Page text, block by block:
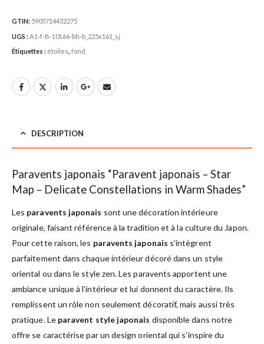
GTIN: 5905714432275
UGS :A1-f-B-10166-bh-b_225x161_sj
Étiquettes : étoiles fond
DESCRIPTION
Paravents japonais “Paravent japonais – Star
Map – Delicate Constellations in Warm Shades”
Les paravents japonais sont une décoration intérieure
originale, faisant référence à la tradition et à la culture du Japon.
Pour cette raison, les paravents japonais s’intègrent
parfaitement dans chaque intérieur décoré dans un style
oriental ou dans le style zen. Les paravents apportent une
ambiance unique à l’intérieur et lui donnent du caractère. Ils
remplissent un rôle non seulement décoratif, mais aussi très
pratique. Le paravent style japonais disponible dans notre
offre se caractérise par un design oriental qui s’inspire du